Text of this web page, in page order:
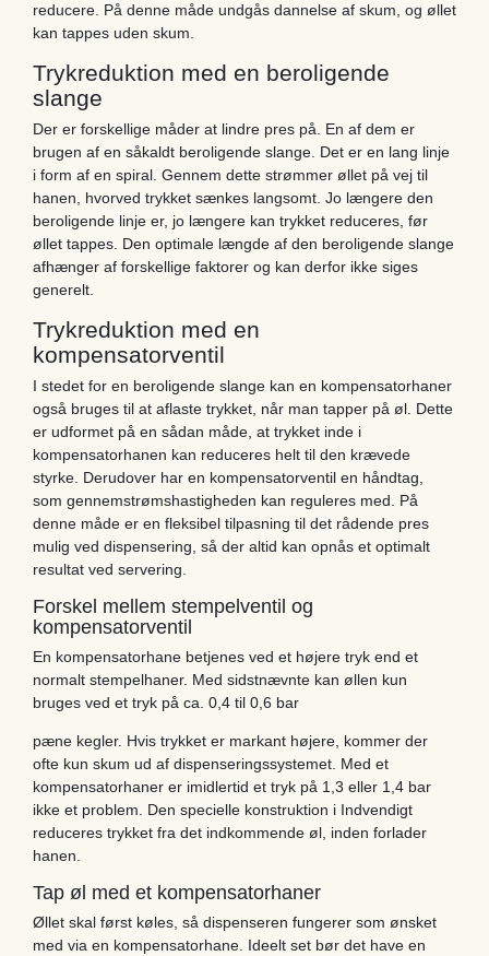
reducere. På denne måde undgås dannelse af skum, og øllet
kan tappes uden skum.
Trykreduktion med en beroligende
slange
Der er forskellige måder at lindre pres på. En af dem er
brugen af en såkaldt beroligende slange. Det er en lang linje
i form af en spiral. Gennem dette strømmer øllet på vej til
hanen, hvorved trykket sænkes langsomt. Jo længere den
beroligende linje er, jo længere kan trykket reduceres, før
øllet tappes. Den optimale længde af den beroligende slange
afhænger af forskellige faktorer og kan derfor ikke siges
generelt.
Trykreduktion med en
kompensatorventil
I stedet for en beroligende slange kan en kompensatorhaner
også bruges til at aflaste trykket, når man tapper på øl. Dette
er udformet på en sådan måde, at trykket inde i
kompensatorhanen kan reduceres helt til den krævede
styrke. Derudover har en kompensatorventil en håndtag,
som gennemstrømshastigheden kan reguleres med. På
denne måde er en fleksibel tilpasning til det rådende pres
mulig ved dispensering, så der altid kan opnås et optimalt
resultat ved servering.
Forskel mellem stempelventil og
kompensatorventil
En kompensatorhane betjenes ved et højere tryk end et
normalt stempelhaner. Med sidstnævnte kan øllen kun
bruges ved et tryk på ca. 0,4 til 0,6 bar
pæne kegler. Hvis trykket er markant højere, kommer der
ofte kun skum ud af dispenseringssystemet. Med et
kompensatorhaner er imidlertid et tryk på 1,3 eller 1,4 bar
ikke et problem. Den specielle konstruktion i Indvendigt
reduceres trykket fra det indkommende øl, inden forlader
hanen.
Tap øl med et kompensatorhaner
Øllet skal først køles, så dispenseren fungerer som ønsket
med via en kompensatorhane. Ideelt set bør det have en